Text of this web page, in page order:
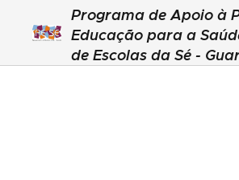
Programa de Apoio à
Educação para a
de Escolas da Sé -